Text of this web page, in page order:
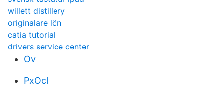
willett distillery
originalare lön
catia tutorial
drivers service center
Ov
PxOcl